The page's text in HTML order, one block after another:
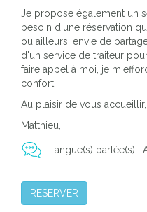
Je propose également un
besoin d'une réservation
ou ailleurs, envie de
d'un service de traiteur
faire appel à moi, je
confort.
Au plaisir de vous accueillir,
Matthieu,
Langue(s) parlée(s)
RESERVER